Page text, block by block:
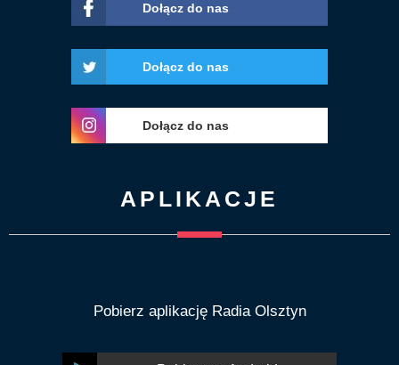
Dołącz do nas
Dołącz do nas
Dołącz do nas
APLIKACJE
Pobierz aplikację Radia Olsztyn